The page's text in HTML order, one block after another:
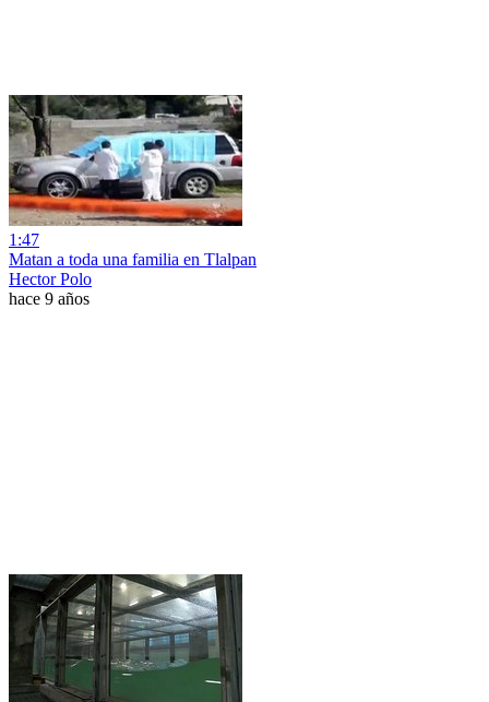
1:47
Matan a toda una familia en Tlalpan
Hector Polo
hace 9 años